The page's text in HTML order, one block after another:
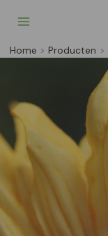
naar
inhoud
Home Producten